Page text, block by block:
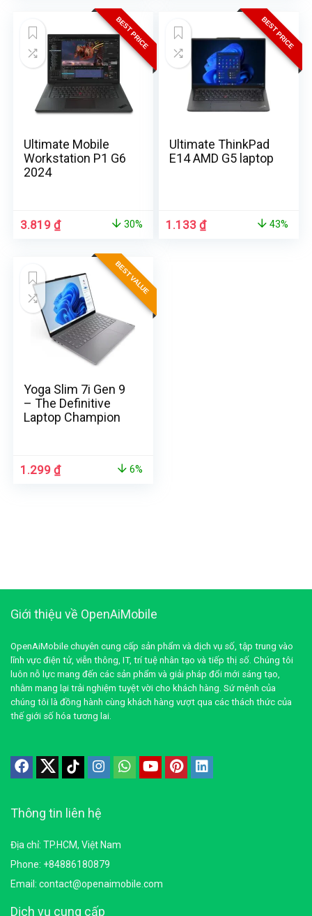
BEST PRICE
Ultimate Mobile
Workstation P1 G6
2024
3.819₫ 30%
BEST PRICE
Ultimate ThinkPad
E14 AMD G5 laptop
1.133₫ 43%
BEST VALUE
Yoga Slim 7i Gen 9
– The Definitive
Laptop Champion
1.299₫ 6%
Giới thiệu về OpenAiMobile
OpenAiMobile chuyên cung cấp sản phẩm và dịch vụ số, tập trung vào
lĩnh vực điện tử, viễn thông, IT, trí tuệ nhân tạo và tiếp thị số. Chúng tôi
luôn nỗ lực mang đến các sản phẩm và giải pháp đổi mới sáng tạo,
nhằm mang lại trải nghiệm tuyệt vời cho khách hàng. Sứ mệnh của
chúng tôi là đồng hành cùng khách hàng vượt qua các thách thức của
thế giới số hóa tương lai.
Thông tin liên hệ
Địa chỉ: TP.HCM, Việt Nam
Phone: +84886180879
Email: contact@openaimobile.com
Dịch vụ cung cấp